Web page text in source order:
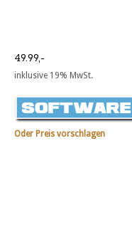
49.99,-
inklusive 19% MwSt.
Oder Preis vorschlagen